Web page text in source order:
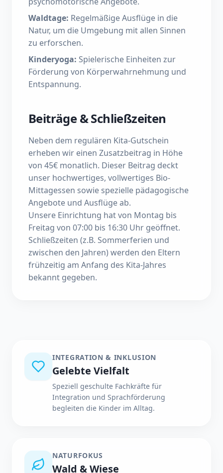
Waldtage: Regelmäßige Ausflüge in die
Natur, um die Umgebung mit allen Sinnen
zu erforschen.
Kinderyoga: Spielerische Einheiten zur
Förderung von Körperwahrnehmung und
Entspannung.
Beiträge & Schließzeiten
Neben dem regulären Kita-Gutschein
erheben wir einen Zusatzbeitrag in Höhe
von 45€ monatlich. Dieser Beitrag deckt
unser hochwertiges, vollwertiges Bio-
Mittagessen sowie spezielle pädagogische
Angebote und Ausflüge ab.
Unsere Einrichtung hat von Montag bis
Freitag von 07:00 bis 16:30 Uhr geöffnet.
Schließzeiten (z.B. Sommerferien und
zwischen den Jahren) werden den Eltern
frühzeitig am Anfang des Kita-Jahres
bekannt gegeben.
INTEGRATION & INKLUSION
Gelebte Vielfalt
Speziell geschulte Fachkräfte für
Integration und Sprachförderung
begleiten die Kinder im Alltag.
NATURFOKUS
Wald & Wiese